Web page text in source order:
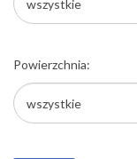
Powierzchnia: